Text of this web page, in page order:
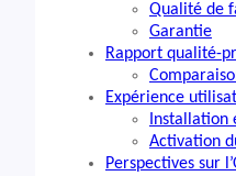
Qualité de
Garantie
Rapport qualité-
Expérience
Installation
Activation
Perspectives sur